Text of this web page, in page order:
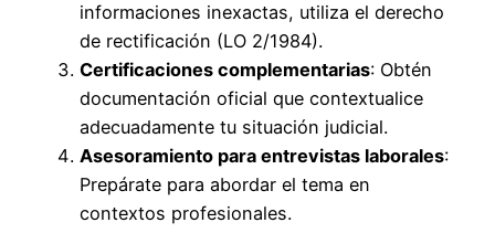
informaciones inexactas, utiliza el derecho
de rectificación (LO 2/1984).
Certificaciones complementarias: Obtén
documentación oficial que contextualice
adecuadamente tu situación judicial.
Asesoramiento para entrevistas laborales:
Prepárate para abordar el tema en
contextos profesionales.